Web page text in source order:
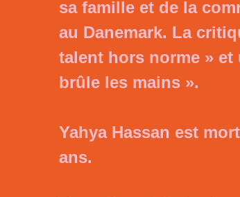
sa famille et de la
au Danemark. La
talent hors norme »
brûle les mains ».
Yahya Hassan est
ans.